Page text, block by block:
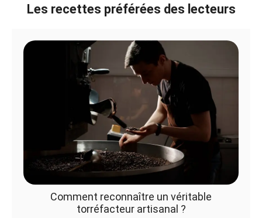
Les recettes préférées des lecteurs
Comment reconnaître un véritable
torréfacteur artisanal ?